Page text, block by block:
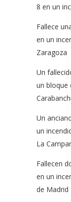
8 en un
Fallece
en un
Zaragoza
Un
un bloque
Un
un
La
Fallecen
en un
de Madrid